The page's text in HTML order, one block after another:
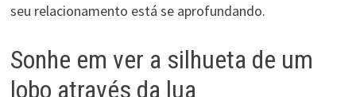
seu relacionamento está se aprofundando.
Sonhe em ver a silhueta de um
lobo através da lua